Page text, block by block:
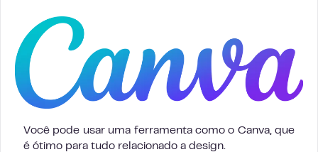
Você pode usar uma ferramenta como o Canva, que
é ótimo para tudo relacionado a design.